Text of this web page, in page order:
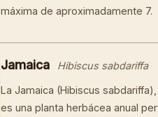
máxima de aproximadamente 7.
Jamaica Hibiscus sabdariffa
La Jamaica (Hibiscus
es una planta herbácea anual